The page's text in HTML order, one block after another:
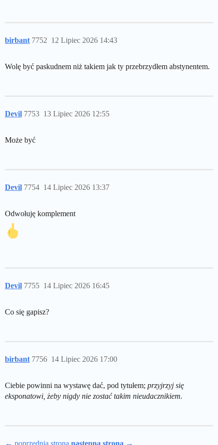
birbant 12 Lipiec 2026 14:43
7752
Wolę być paskudnem niż takiem jak ty przebrzydłem abstynentem.
Devil 13 Lipiec 2026 12:55
7753
Może być
Devil 14 Lipiec 2026 13:37
7754
Odwołuję komplement
Devil 14 Lipiec 2026 16:45
7755
Co się gapisz?
birbant 14 Lipiec 2026 17:00
7756
Ciebie powinni na wystawę dać, pod tytułem; przyjrzyj się
eksponatowi, żeby nigdy nie zostać takim nieudacznikiem.
← poprzednia strona następna strona →